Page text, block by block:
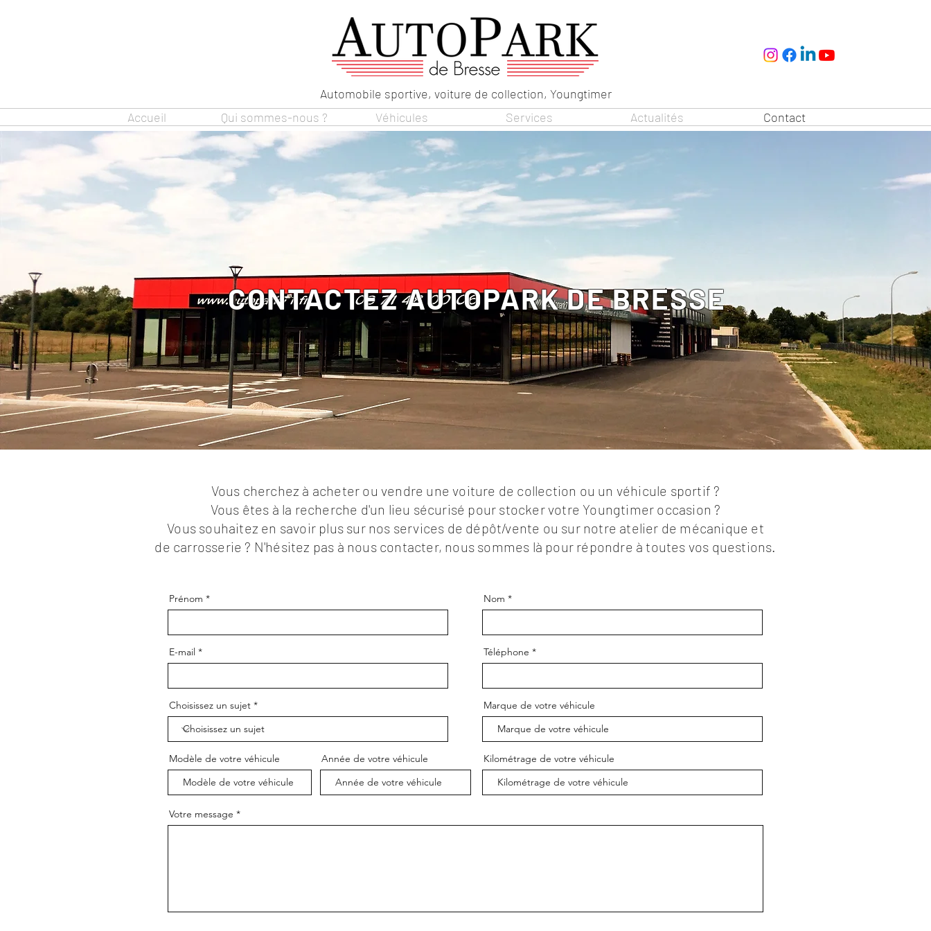
Automobile sportive, voiture de collection, Youngtimer
Accueil
Qui sommes-nous ? Véhicules Services Actualités Contact
CONTACTEZ AUTOPARK DE BRESSE
Vous cherchez à acheter ou vendre une voiture de collection ou un véhicule sportif ?
Vous êtes à la recherche d'un lieu sécurisé pour stocker votre Youngtimer occasion ?
Vous souhaitez en savoir plus sur nos services de dépôt/vente ou sur notre atelier de mécanique et
de carrosserie ? N'hésitez pas à nous contacter, nous sommes là pour répondre à toutes vos questions.
Prénom
E-mail
Choisissez un sujet
Modèle de votre véhicule Année de votre véhicule
Nom
Téléphone
Marque de votre véhicule
Kilométrage de votre véhicule
Votre message